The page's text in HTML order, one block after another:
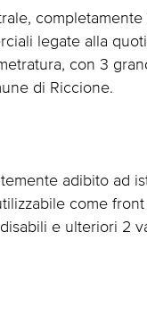
legate alla
con 3
di Riccione.
adibito ad
come
e ulteriori 2